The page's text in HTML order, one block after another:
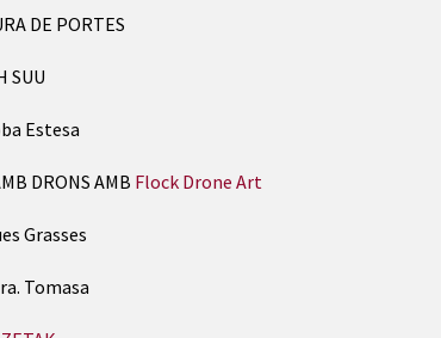
DE PORTES
SUU
Estesa
DRONS AMB Flock Drone Art
Grasses
Tomasa